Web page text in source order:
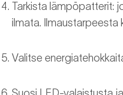
Tarkista lämpöpatterit:
ilmata. Ilmaustarpeesta
Valitse